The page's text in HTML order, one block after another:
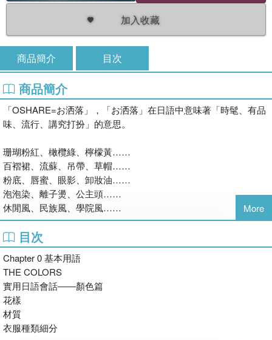
加入收藏
商品簡介 目次
商品簡介
「OSHARE=お洒落」，「お洒落」在日語中意味著「時髦、有品
味、流行、講究打扮」的意思。
珊瑚粉紅、橄欖綠、檸檬黃……
百褶裙、流蘇、吊帶、草帽……
粉底、唇蜜、眼影、卸妝油……
泡泡染、離子燙、公主頭……
休閒風、民族風、學院風……
這些時髦但課本上學不到的日語，是否會在閱讀日本流行雜誌時，
常常因為只認得圖片卻看不懂單字而大傷腦筋呢？尤其是密密麻麻
的外來語和片假名，更叫人頭痛欲裂。然而光看圖片無法深入了解
流行趨勢，掌握時髦的單字必不可少。
在日語當中，流行物品名稱一般多以外來語表示，取自英語、德
語、法語……等，有時也簡略使用，本書特別在外來語的部分標示
出原文，方便讀者對照學習。並將雜誌內常出現的流行服飾、美容
More
目次
Chapter 0 基本用語
THE COLORS
實用日語會話――顏色篇
花樣
材質
衣服種類細分